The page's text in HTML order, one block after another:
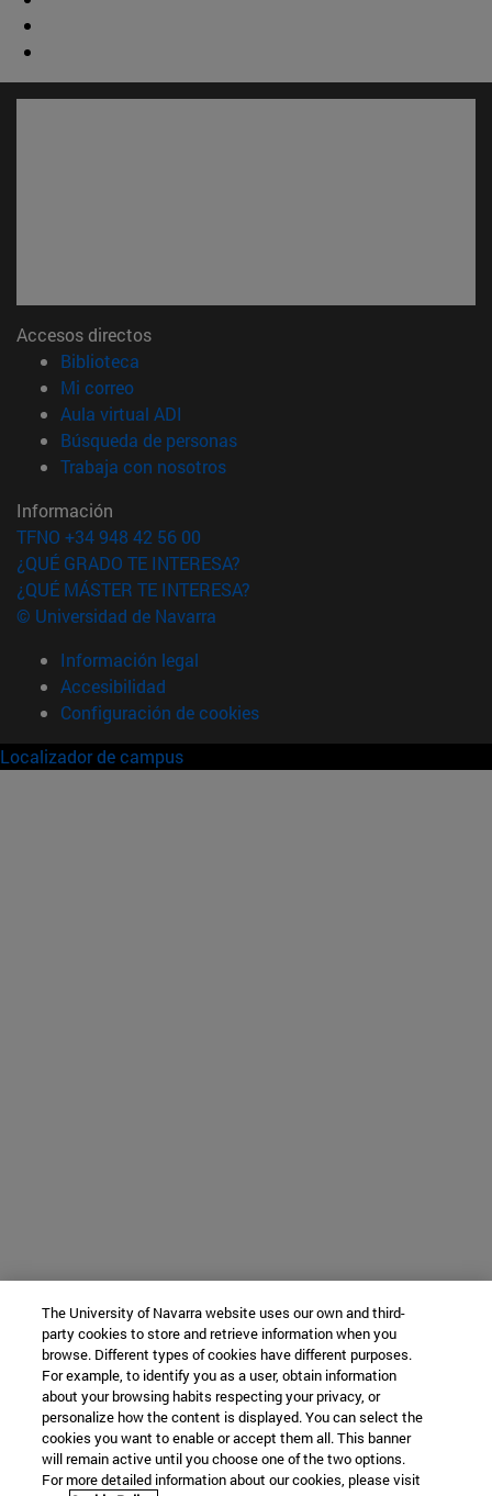
Accesos directos
Biblioteca
Mi correo(abre en nueva ventana)
Aula virtual ADI
Búsqueda de personas(abre en nueva ventana)
Trabaja con nosotros(abre en nueva ventana)
Información
TFNO +34 948 42 56 00
¿QUÉ GRADO TE INTERESA?
¿QUÉ MÁSTER TE INTERESA?
© Universidad de Navarra
Información legal
Accesibilidad
Configuración de cookies
Localizador de campus
The University of Navarra website uses our own and third-
party cookies to store and retrieve information when you
browse. Different types of cookies have different purposes.
For example, to identify you as a user, obtain information
about your browsing habits respecting your privacy, or
personalize how the content is displayed. You can select the
cookies you want to enable or accept them all. This banner
will remain active until you choose one of the two options.
For more detailed information about our cookies, please visit